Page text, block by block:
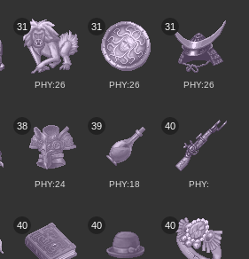
31
PHY:26
31
PHY:26
31
PHY:26
38
PHY:24
39
PHY:18
40
PHY:
40 40 40